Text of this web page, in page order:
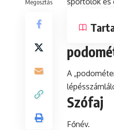
Megosztás
A
Szófaj
Főnév.